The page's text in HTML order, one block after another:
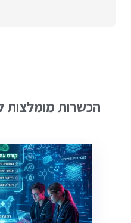
הכשרות מומלצות